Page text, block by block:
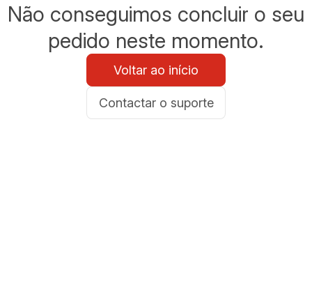
Não conseguimos concluir o seu
pedido neste momento.
Voltar ao início
Contactar o suporte